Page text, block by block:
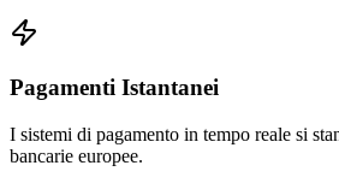
Pagamenti Istantanei
I sistemi di pagamento in tempo reale si
bancarie europee.